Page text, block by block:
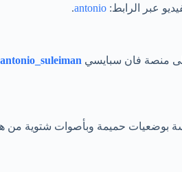
عبر الرابط: antonio
.
منصة فان سبايسي antonio_suleiman
بوضعيات حميمة وبأصوات شتوية من